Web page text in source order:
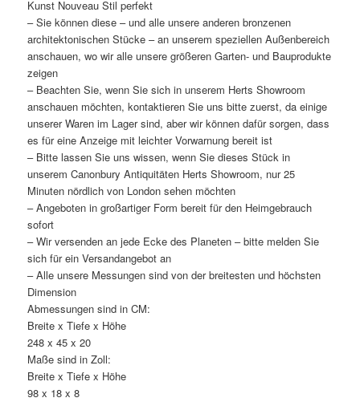
Kunst Nouveau Stil perfekt
– Sie können diese – und alle unsere anderen bronzenen
architektonischen Stücke – an unserem speziellen Außenbereich
anschauen, wo wir alle unsere größeren Garten- und Bauprodukte
zeigen
– Beachten Sie, wenn Sie sich in unserem Herts Showroom
anschauen möchten, kontaktieren Sie uns bitte zuerst, da einige
unserer Waren im Lager sind, aber wir können dafür sorgen, dass
es für eine Anzeige mit leichter Vorwarnung bereit ist
– Bitte lassen Sie uns wissen, wenn Sie dieses Stück in
unserem Canonbury Antiquitäten Herts Showroom, nur 25
Minuten nördlich von London sehen möchten
– Angeboten in großartiger Form bereit für den Heimgebrauch
sofort
– Wir versenden an jede Ecke des Planeten – bitte melden Sie
sich für ein Versandangebot an
– Alle unsere Messungen sind von der breitesten und höchsten
Dimension
Abmessungen sind in CM:
Breite x Tiefe x Höhe
248 x 45 x 20
Maße sind in Zoll:
Breite x Tiefe x Höhe
98 x 18 x 8